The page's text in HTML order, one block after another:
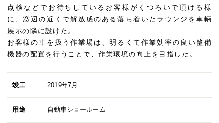
点検などでお待ちしているお客様がくつろいで頂ける様
に、窓辺の近くで解放感のある落ち着いたラウンジを車輛
展示の隣に設けた。
お客様の車を扱う作業場は、明るくて作業効率の良い整備
機器の配置を行うことで、作業環境の向上を目指した。
竣工 2019年7月
用途 自動車ショールーム